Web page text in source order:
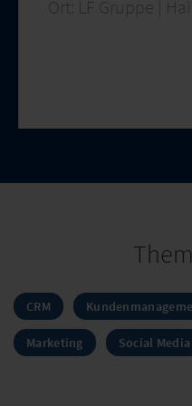
Ort: LF Gruppe |
CRM
Marketing Social Media